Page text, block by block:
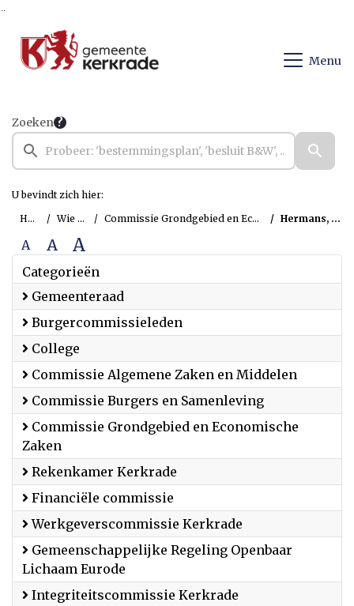
Menu
Zoeken
U bevindt zich hier:
Home
Wie is wie Commissie Grondgebied en Economische Zaken Hermans, Maurice
A A A
Categorieën
Gemeenteraad
Burgercommissieleden
College
Commissie Algemene Zaken en Middelen
Commissie Burgers en Samenleving
Commissie Grondgebied en Economische
Zaken
Rekenkamer Kerkrade
Financiële commissie
Werkgeverscommissie Kerkrade
Gemeenschappelijke Regeling Openbaar
Lichaam Eurode
Integriteitscommissie Kerkrade